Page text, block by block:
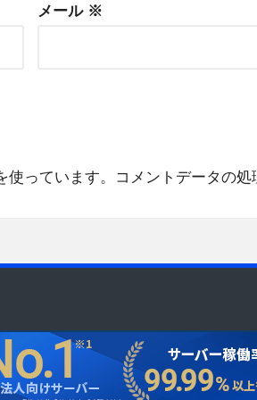
メール ※
っています。 コメントデータの